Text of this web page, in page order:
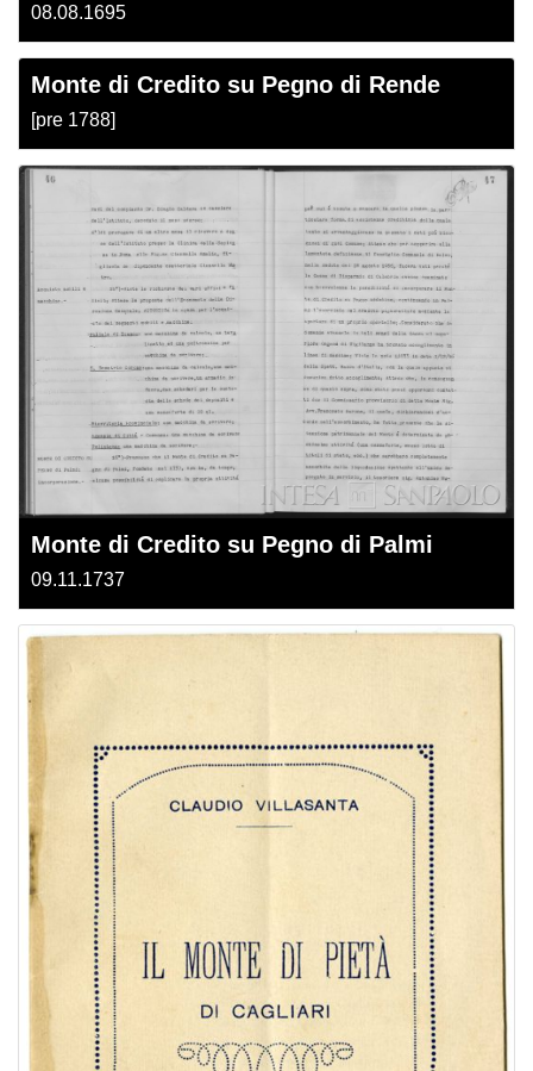
08.08.1695
Monte di Credito su Pegno di Rende
[pre 1788]
Monte di Credito su Pegno di Palmi
09.11.1737